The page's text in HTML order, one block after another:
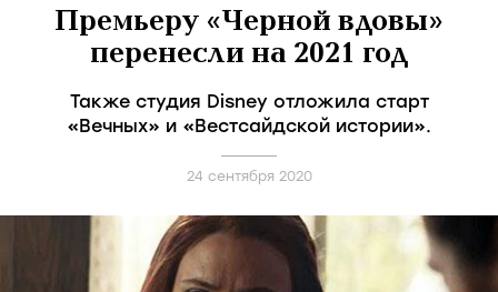
Премьеру «Черной вдовы»
перенесли на 2021 год
Также студия Disney отложила старт
«Вечных» и «Вестсайдской истории».
24 сентября 2020